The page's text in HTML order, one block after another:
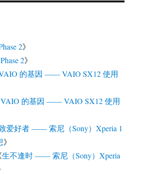
2》
Phase 2》
的基因 —— VAIO SX12 使用
VAIO 的基因 —— VAIO SX12 使用
爱好者 —— 索尼（Sony）Xperia 1
》
生不逢时 —— 索尼（Sony）Xperia